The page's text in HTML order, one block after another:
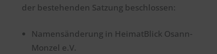
der bestehenden Satzung beschlossen:
Namensänderung in HeimatBlick Osann-
Monzel e.V.